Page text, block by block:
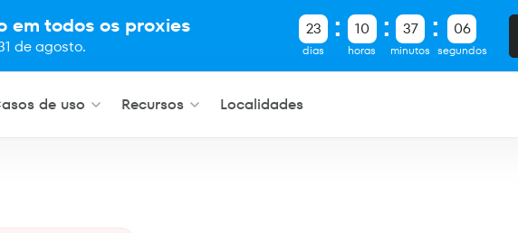
em todos os proxies
de agosto.
23
dias
10
horas
37
minutos
05
segundos
de uso Recursos Localidades